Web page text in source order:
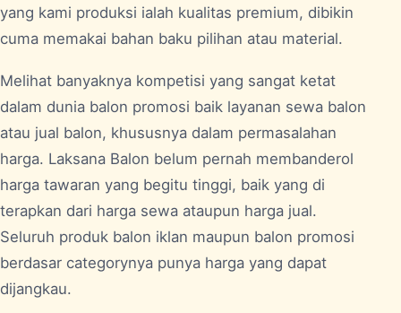
yang kami produksi ialah kualitas premium, dibikin
cuma memakai bahan baku pilihan atau material.
Melihat banyaknya kompetisi yang sangat ketat
dalam dunia balon promosi baik layanan sewa balon
atau jual balon, khususnya dalam permasalahan
harga. Laksana Balon belum pernah membanderol
harga tawaran yang begitu tinggi, baik yang di
terapkan dari harga sewa ataupun harga jual.
Seluruh produk balon iklan maupun balon promosi
berdasar categorynya punya harga yang dapat
dijangkau.